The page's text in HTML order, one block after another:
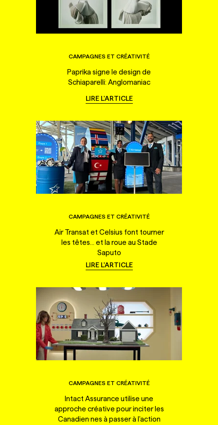
CAMPAGNES ET CRÉATIVITÉ
Paprika signe le design de
Schiaparelli: Anglomaniac
LIRE L'ARTICLE
CAMPAGNES ET CRÉATIVITÉ
Air Transat et Celsius font tourner
les têtes... et la roue au Stade
Saputo
LIRE L'ARTICLE
CAMPAGNES ET CRÉATIVITÉ
Intact Assurance utilise une
approche créative pour inciter les
Canadien·nes à passer à l'action